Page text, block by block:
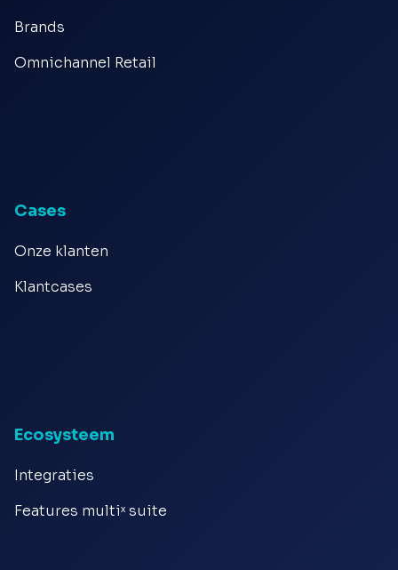
Brands
Omnichannel Retail
Cases
Onze klanten
Klantcases
Ecosysteem
Integraties
Features multiˣ suite